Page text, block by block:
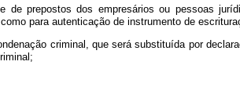
de prepostos dos empresários ou pessoas
para autenticação de instrumento de
criminal, que será substituída por